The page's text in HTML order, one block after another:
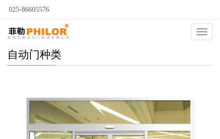
025-86605576
自动门种类